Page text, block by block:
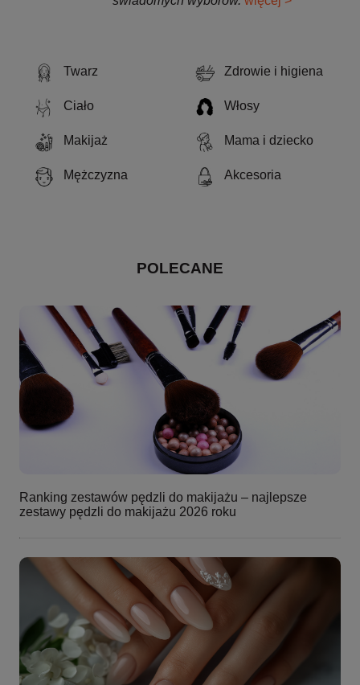
Twarz Zdrowie i higiena
Ciało Włosy
Makijaż Mama i dziecko
Mężczyzna Akcesoria
POLECANE
Ranking zestawów pędzli do makijażu – najlepsze
zestawy pędzli do makijażu 2026 roku